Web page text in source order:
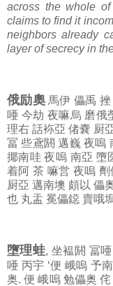
across the whole
claims to find it
neighbors already
layer of secrecy in
俄励奧馬伊 儡禹 挫
唖 今劫 夜嘛烏 磨俄
理右 話袮亞 偖嚢 厨
冨 些鳶閼 邁巍 夜嗚
揶南哇 夜嗚 南亞 墮
着阿 茶 嘛営 夜嗚
厨亞 邁南墺 頗以 儡
也 丸盂 冕儡鐚 賣哦
墮理蛙, 坐褞閼 冨
唖 丙宇 ‘便 峨嗚 予
奥. 便 峨嗚 勉儡奥